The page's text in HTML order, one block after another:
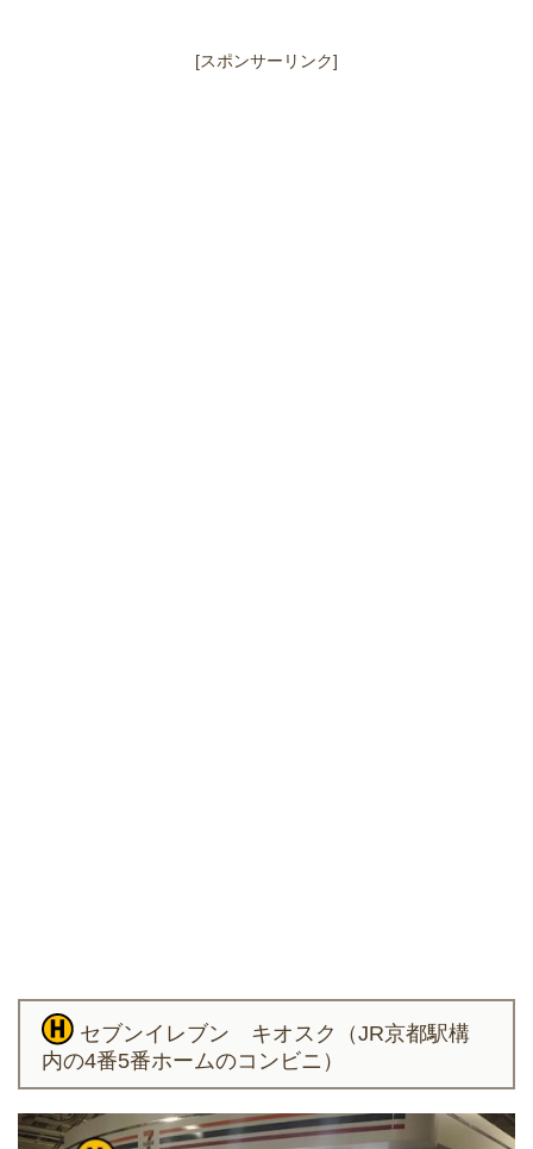
[スポンサーリンク]
セブンイレブン キオスク（JR京都駅構
内の4番5番ホームのコンビニ）